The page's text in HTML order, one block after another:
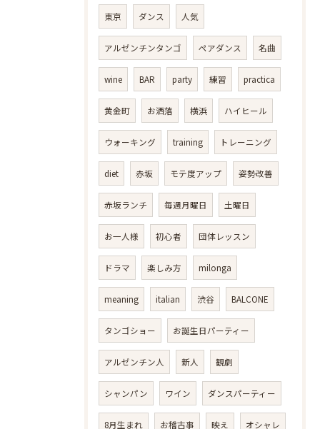
東京 ダンス 人気
アルゼンチンタンゴ ペアダンス 名曲
wine BAR party 練習 practica
黄金町 お洒落 横浜 ハイヒール
ウォーキング training トレーニング
diet 赤坂 モテ度アップ 姿勢改善
赤坂ランチ 毎週月曜日 土曜日
お一人様 初心者 団体レッスン
ドラマ 楽しみ方 milonga
meaning italian 渋谷 BALCONE
タンゴショー お誕生日パーティー
アルゼンチン人 新人 観劇
シャンパン ワイン ダンスパーティー
8月生まれ お稽古事 映え オシャレ